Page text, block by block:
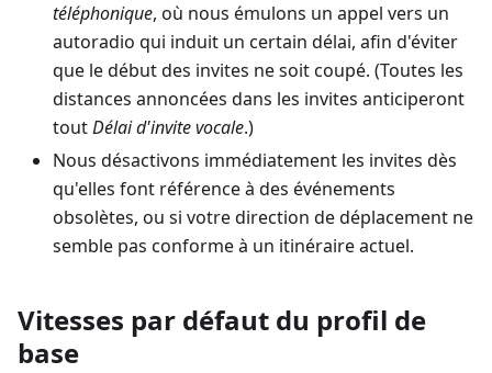
téléphonique, où nous émulons un appel vers un
autoradio qui induit un certain délai, afin d'éviter
que le début des invites ne soit coupé. (Toutes les
distances annoncées dans les invites anticiperont
toutDélai d'invite vocale.)
Nous désactivons immédiatement les invites dès
qu'elles font référence à des événements
obsolètes, ou si votre direction de déplacement ne
semble pas conforme à un itinéraire actuel.
Vitesses par défaut du profil de
base